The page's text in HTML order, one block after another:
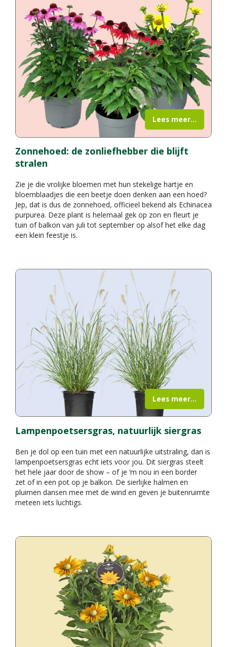
Zonnehoed: de zonliefhebber die blijft
stralen
Zie je die vrolijke bloemen met hun stekelige hartje en
bloemblaadjes die een beetje doen denken aan een hoed?
Jep, dat is dus de zonnehoed, officieel bekend als Echinacea
purpurea. Deze plant is helemaal gek op zon en fleurt je
tuin of balkon van juli tot september op alsof het elke dag
een klein feestje is.
Lees meer...
Lampenpoetsersgras, natuurlijk siergras
Ben je dol op een tuin met een natuurlijke uitstraling, dan is
lampenpoetsersgras echt iets voor jou. Dit siergras steelt
het hele jaar door de show – of je ‘m nou in een border
zet of in een pot op je balkon. De sierlijke halmen en
pluimen dansen mee met de wind en geven je buitenruimte
meteen iets luchtigs.
Lees meer...